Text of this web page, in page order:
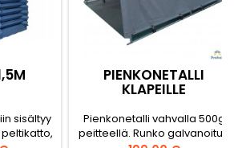
sisältyy
PIENKONETALLI
KLAPEILLE
Pienkonetalli vahvalla 500g
peitteellä. Runko galvanoitua